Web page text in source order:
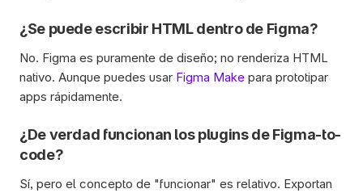
¿Se puede escribir HTML dentro de Figma?
No. Figma es puramente de diseño; no renderiza HTML
nativo. Aunque puedes usar Figma Make para prototipar
apps rápidamente.
¿De verdad funcionan los plugins de Figma-to-
code?
Sí, pero el concepto de "funcionar" es relativo. Exportan